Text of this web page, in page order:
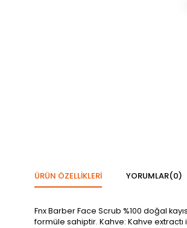
ÜRÜN ÖZELLIKLERI YORUMLAR(0)
Fnx Barber Face Scrub %100 doğal
formüle sahiptir. Kahve: Kahve